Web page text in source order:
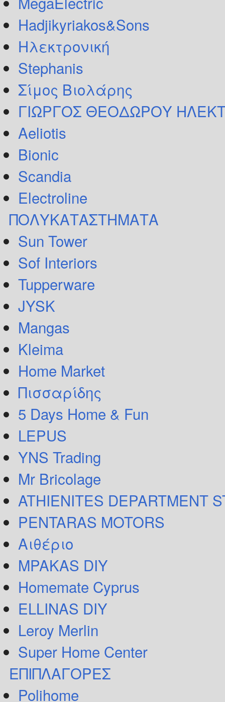
Hadjikyriakos&Sons
Ηλεκτρονική
Stephanis
Σίμος Βιολάρης
ΓΙΩΡΓΟΣ ΘΕΟΔΩΡΟΥ
Aeliotis
Bionic
Scandia
Electroline
ΠΟΛΥΚΑΤΑΣΤΗΜΑΤΑ
Sun Tower
Sof Interiors
Tupperware
JYSK
Mangas
Kleima
Home Market
Πισσαρίδης
5 Days Home & Fun
LEPUS
YNS Trading
Mr Bricolage
ATHIENITES DEPARTMENT
PENTARAS MOTORS
Αιθέριο
MPAKAS DIY
Homemate Cyprus
ELLINAS DIY
Leroy Merlin
Super Home Center
ΕΠΙΠΛΑΓΟΡΕΣ
Polihome